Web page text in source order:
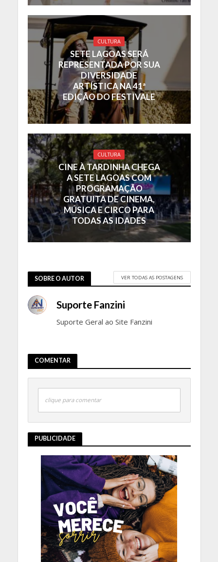
CULTURA
SETE LAGOAS SERÁ
REPRESENTADA POR SUA
DIVERSIDADE
ARTÍSTICA NA 41ª
EDIÇÃO DO FESTIVALE
CULTURA
CINE À TARDINHA CHEGA
A SETE LAGOAS COM
PROGRAMAÇÃO
GRATUITA DE CINEMA,
MÚSICA E CIRCO PARA
TODAS AS IDADES
SOBRE O AUTOR VER TODAS AS POSTAGENS
Suporte Fanzini
Suporte Geral ao Site Fanzini
COMENTAR
clique para comentar
PUBLICIDADE